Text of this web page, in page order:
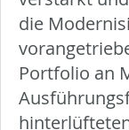
die
Portfolio an